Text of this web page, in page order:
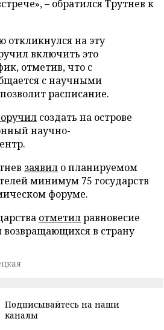
– обратился Трутнев к
откликнулся на эту
включить это
отметив, что с
с научными
расписание.
создать на острове
научно-
заявил о планируемом
минимум 75 государств
форуме.
отметилравновесие
в страну
Подписывайтесь на наши
каналы